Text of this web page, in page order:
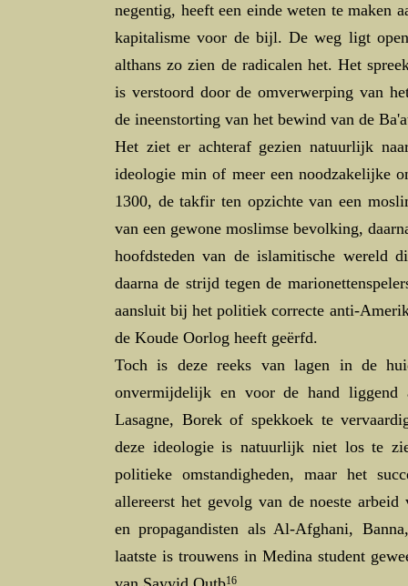
negentig, heeft een einde weten te maken
kapitalisme voor de bijl. De weg ligt
althans zo zien de radicalen het. Het
is verstoord door de omverwerping van
de ineenstorting van het bewind van de
Het ziet er achteraf gezien natuurlijk
ideologie min of meer een noodzakelijke
1300, de takfir ten opzichte van een
van een gewone moslimse bevolking,
hoofdsteden van de islamitische wereld
daarna de strijd tegen de
aansluit bij het politiek correcte anti-
de Koude Oorlog heeft geërfd.
Toch is deze reeks van lagen in de
onvermijdelijk en voor de hand
Lasagne, Borek of spekkoek te
deze ideologie is natuurlijk niet los te
politieke omstandigheden, maar het
allereerst het gevolg van de noeste
en propagandisten als Al-Afghani,
laatste is trouwens in Medina student
16